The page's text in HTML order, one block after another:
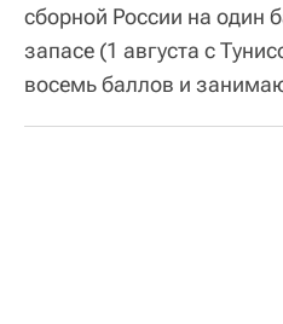
сборной России на один
запасе (1 августа с
восемь баллов и